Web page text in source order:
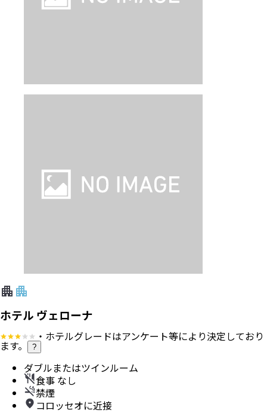
ホテル ヴェローナ
・ホテルグレードはアンケート等により決定しており
ます。 ?
ダブルまたはツインルーム
食事 なし
禁煙
コロッセオに近接